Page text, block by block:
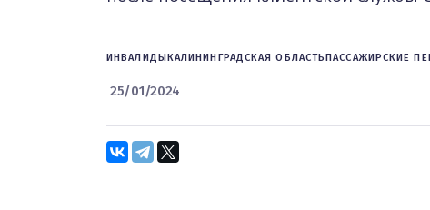
ИНВАЛИДЫКАЛИНИНГРАДСКАЯ ОБЛАСТЬПАССАЖИРСКИЕ
25/01/2024